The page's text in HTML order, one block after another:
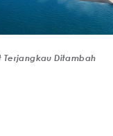
Terjangkau Ditambah